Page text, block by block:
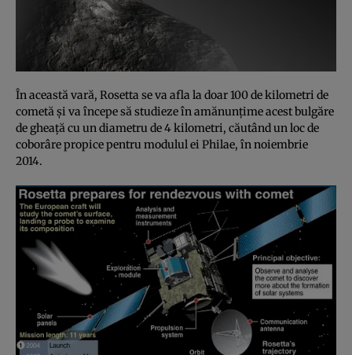
În această vară, Rosetta se va afla la doar 100 de kilometri de
cometă şi va începe să studieze în amănunţime acest bulgăre
de gheaţă cu un diametru de 4 kilometri, căutând un loc de
coborâre propice pentru modulul ei Philae, în noiembrie
2014.